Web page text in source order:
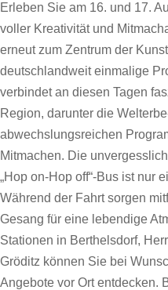
Erleben Sie am 16. und 17.
voller Kreativität und
erneut zum Zentrum der
deutschlandweit einmalige
verbindet an diesen Tagen
Region, darunter die
abwechslungsreichen
Mitmachen. Die
„Hop on-Hop off“-Bus ist nur
Während der Fahrt sorgen
Gesang für eine lebendige
Stationen in Berthelsdorf,
Gröditz können Sie bei
Angebote vor Ort entdecken.